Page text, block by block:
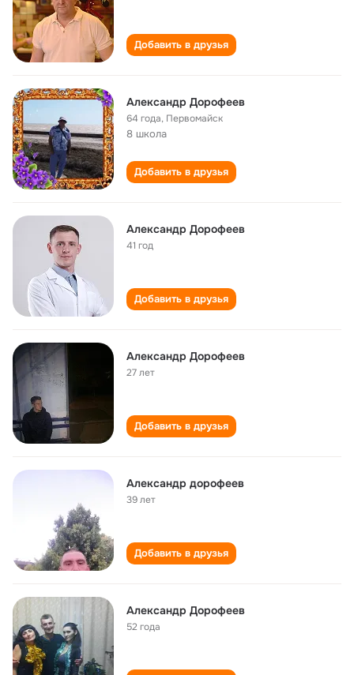
Добавить в друзья
Александр Дорофеев
64 года, Первомайск
8 школа
Добавить в друзья
Александр Дорофеев
41 год
Добавить в друзья
Александр Дорофеев
27 лет
Добавить в друзья
Александр дорофеев
39 лет
Добавить в друзья
Александр Дорофеев
52 года